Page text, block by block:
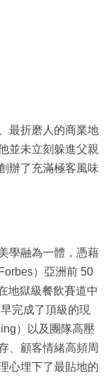
最折磨人的商業地
並未立刻躲進父親
辦了充滿極客風味
學融為一體，憑藉
）亞洲前 50
地獄級餐飲賽道中
完成了頂級的現
）以及團隊高壓
、顧客情緒高頻周
心埋下了最貼地的